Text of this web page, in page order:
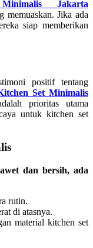
Jakarta
memuaskan. Jika ada
siap memberikan
positif tentang
Set Minimalis
prioritas utama
untuk kitchen set
dan bersih, ada
rutin.
di atasnya.
material kitchen set